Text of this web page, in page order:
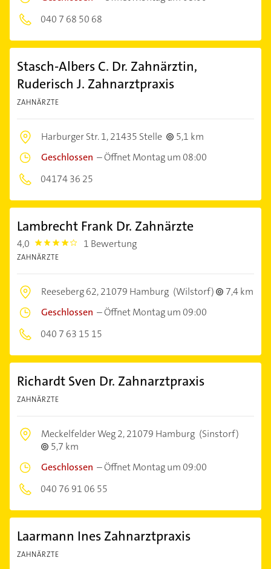
040 7 68 50 68
Stasch-Albers C. Dr. Zahnärztin,
Ruderisch J. Zahnarztpraxis
ZAHNÄRZTE
Harburger Str. 1,21435 Stelle
5,1 km
Geschlossen –Öffnet Montag um 08:00
04174 36 25
Lambrecht Frank Dr. Zahnärzte
4,0 4.0 1 Bewertung
ZAHNÄRZTE
Reeseberg 62,21079 Hamburg (Wilstorf)
7,4 km
Geschlossen –Öffnet Montag um 09:00
040 7 63 15 15
Richardt Sven Dr. Zahnarztpraxis
ZAHNÄRZTE
Meckelfelder Weg 2,21079 Hamburg (Sinstorf)
5,7 km
Geschlossen –Öffnet Montag um 09:00
040 76 91 06 55
Laarmann Ines Zahnarztpraxis
ZAHNÄRZTE